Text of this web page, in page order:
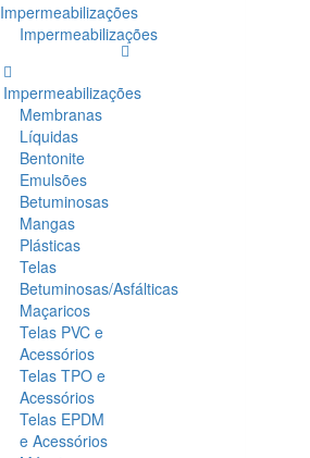
Impermeabilizações
Impermeabilizações
Impermeabilizações
Membranas
Líquidas
Bentonite
Emulsões
Betuminosas
Mangas
Plásticas
Telas
Betuminosas/Asfálticas
Maçaricos
Telas PVC e
Acessórios
Telas TPO e
Acessórios
Telas EPDM
e Acessórios